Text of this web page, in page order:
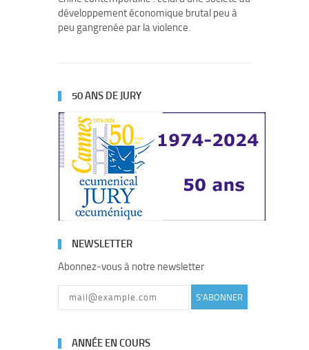
développement économique brutal peu à
peu gangrenée par la violence.
50 ANS DE JURY
NEWSLETTER
Abonnez-vous à notre newsletter
S'ABONNER
ANNÉE EN COURS